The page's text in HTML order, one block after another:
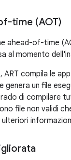
time (AOT)
ahead-of-time
al momento
ART compila le
genera un file
di compilare
file non validi